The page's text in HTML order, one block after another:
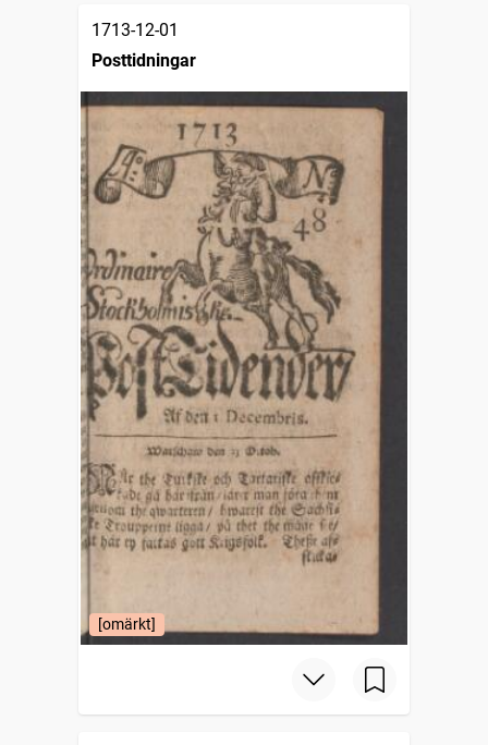
1713-12-01
Posttidningar
[omärkt]